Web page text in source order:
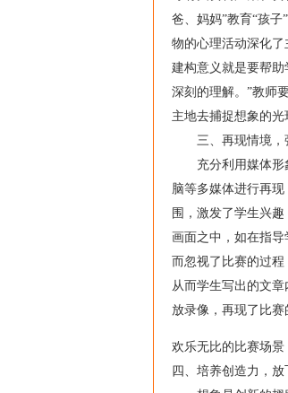
爸、妈妈”教育“孩
物的心理活动深化
建构意义就是要帮
深刻的理解。”教师
主地去捕捉想象的光
三、再现情境，
充分利用媒体形象
脑等多媒体进行再
围，激发了学生兴
画面之中，如在指
而忽视了比赛的过
从而学生写出的文
放录像，再现了比
欢乐无比的比赛场景
四、培养创造力，